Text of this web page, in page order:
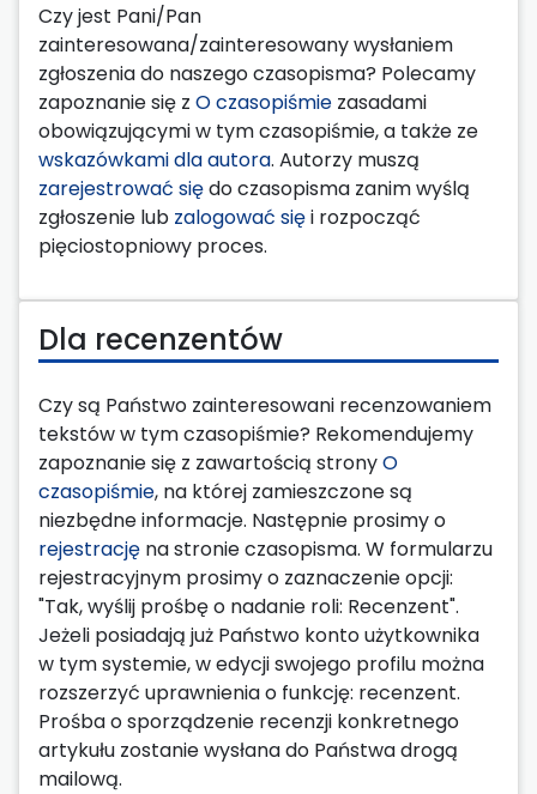
Czy jest Pani/Pan
zainteresowana/zainteresowany wysłaniem
zgłoszenia do naszego czasopisma? Polecamy
zapoznanie się z O czasopiśmie zasadami
obowiązującymi w tym czasopiśmie, a także ze
wskazówkami dla autora. Autorzy muszą
zarejestrować siędo czasopisma zanim wyślą
zgłoszenie lub zalogować sięi rozpocząć
pięciostopniowy proces.
Dla recenzentów
Czy są Państwo zainteresowani recenzowaniem
tekstów w tym czasopiśmie? Rekomendujemy
zapoznanie się z zawartością stronyO
czasopiśmie, na której zamieszczone są
niezbędne informacje. Następnie prosimy o
rejestrację na stronie czasopisma. W formularzu
rejestracyjnym prosimy o zaznaczenie opcji:
"Tak, wyślij prośbę o nadanie roli: Recenzent".
Jeżeli posiadają już Państwo konto użytkownika
w tym systemie, w edycji swojego profilu można
rozszerzyć uprawnienia o funkcję: recenzent.
Prośba o sporządzenie recenzji konkretnego
artykułu zostanie wysłana do Państwa drogą
mailową.